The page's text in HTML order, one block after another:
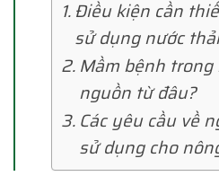
Điều kiện cần
sử dụng nước
Mầm bệnh
nguồn từ đâu?
Các yêu cầu về
sử dụng cho